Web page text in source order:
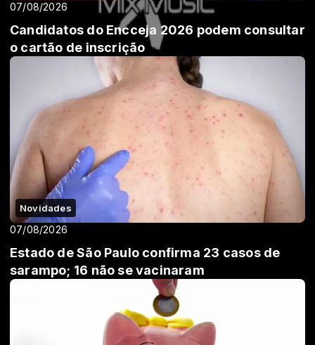
07/08/2026
Candidatos do Encceja 2026 podem consultar
o cartão de inscrição
Novidades
07/08/2026
Estado de São Paulo confirma 23 casos de
sarampo; 16 não se vacinaram